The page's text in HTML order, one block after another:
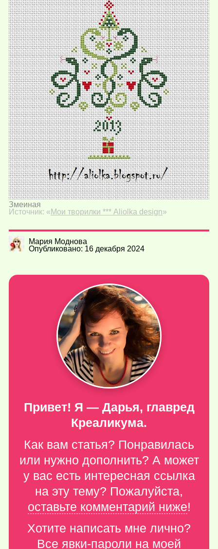
Змеиная
Источник: «Мои творилки *** Aliolka design»
Мария Моднова
Опубликовано: 16 декабря 2024
Привет! Я — Дарья, главред
Креаликума.
Как вам статья? Понравилась
или нужно дополнить? А может
у вас есть интересная ссылка
на эту тему? Пожалуйста,
оставьте комментарий ниже!
Хотите написать мне лично?
Все явки-пароли на моей